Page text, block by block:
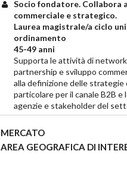
Socio fondatore. Collabora
commerciale e strategico.
Laurea magistrale/a ciclo
ordinamento
45-49 anni
Supporta le attività di
partnership e sviluppo
alla definizione delle strategie
particolare per il canale B2B e
agenzie e stakeholder del
MERCATO
AREA GEOGRAFICA DI